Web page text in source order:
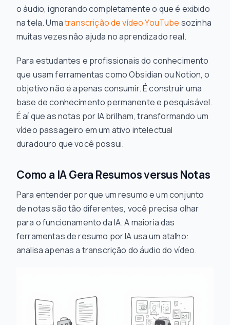
o áudio, ignorando completamente o que é exibido
na tela. Umatranscrição de vídeo YouTube sozinha
muitas vezes não ajuda no aprendizado real.
Para estudantes e profissionais do conhecimento
que usam ferramentas como Obsidian ou Notion, o
objetivo não é apenas consumir. É construir uma
base de conhecimento permanente e pesquisável.
É aí que as notas por IA brilham, transformando um
vídeo passageiro em um ativo intelectual
duradouro que você possui.
Como a IA Gera Resumos versus Notas
Para entender por que um resumo e um conjunto
de notas são tão diferentes, você precisa olhar
para o funcionamento da IA. A maioria das
ferramentas de resumo por IA usa um atalho:
analisa apenas a transcrição do áudio do vídeo.